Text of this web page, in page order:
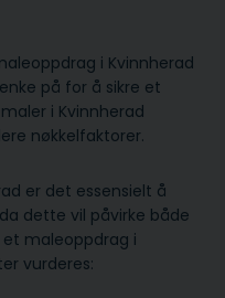
i Kvinnherad
på for å sikre et
i Kvinnherad
nøkkelfaktorer.
er det essensielt å
dette vil påvirke både
maleoppdrag i
vurderes: